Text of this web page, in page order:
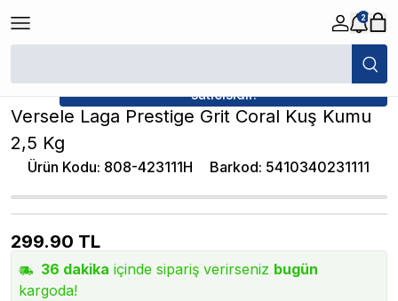
2
/ Versele Laga Prestige Grit Coral Kuş Kumu 2,5 Kg
satıcısıdır.
Versele Laga Prestige Grit Coral Kuş Kumu
2,5 Kg
Ürün Kodu: 808-423111H Barkod: 5410340231111
299.90 TL
36 dakika içinde sipariş verirseniz bugün
kargoda!